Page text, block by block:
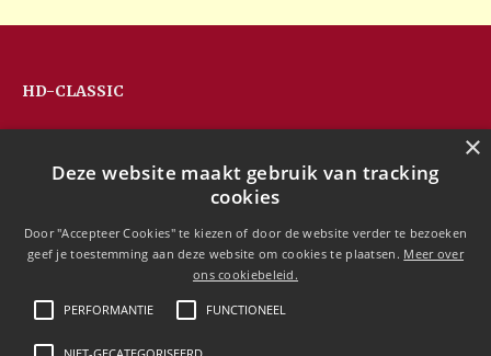
HD-CLASSIC
Hans Devos
3128 Baal
+32(0)477 88 81 84
info@hd-classic.be
×
Deze website maakt gebruik van tracking
cookies
Door "Accepteer Cookies" te kiezen of door de website verder te bezoeken
geef je toestemming aan deze website om cookies te plaatsen. Meer over
ons cookiebeleid.
PERFORMANTIE FUNCTIONEEL